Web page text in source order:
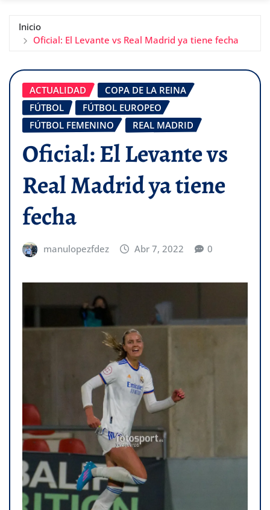
Inicio
Oficial: El Levante vs Real Madrid ya tiene fecha
ACTUALIDAD
COPA DE LA REINA
FÚTBOL
FÚTBOL EUROPEO
FÚTBOL FEMENINO
REAL MADRID
Oficial: El Levante vs
Real Madrid ya tiene
fecha
manulopezfdez Abr 7, 2022 0